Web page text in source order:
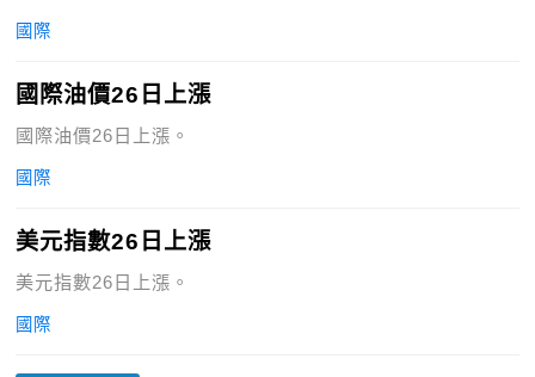
國際
國際油價26日上漲
國際油價26日上漲。
國際
美元指數26日上漲
美元指數26日上漲。
國際